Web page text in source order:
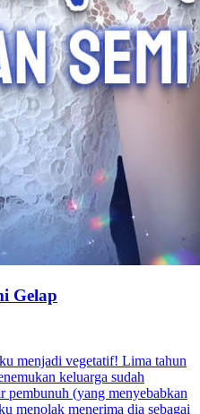
Gelap
menjadi vegetatif! Lima tahun
keluarga sudah
pembunuh (yang menyebabkan
menolak menerima dia sebagai